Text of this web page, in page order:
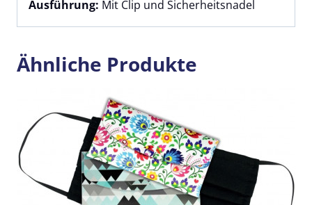
Ausführung: Mit Clip und Sicherheitsnadel
Ähnliche Produkte